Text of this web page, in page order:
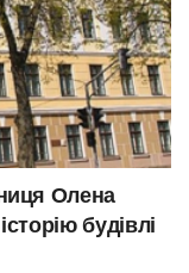
Олена
будівлі